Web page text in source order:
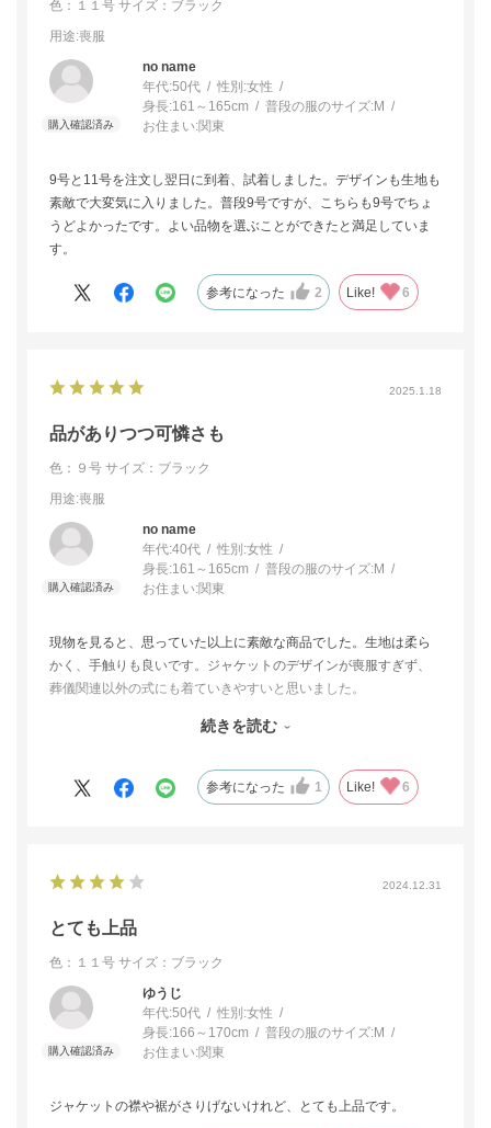
色：１１号 サイズ：ブラック
用途:喪服
no name
年代:50代 性別:女性
身長:161～165cm 普段の服のサイズ:M
お住まい:関東
9号と11号を注文し翌日に到着、試着しました。デザインも生地も
素敵で大変気に入りました。普段9号ですが、こちらも9号でちょ
うどよかったです。よい品物を選ぶことができたと満足していま
す。
参考になった 2 Like! 6
2025.1.18
品がありつつ可憐さも
色：９号 サイズ：ブラック
用途:喪服
no name
年代:40代 性別:女性
身長:161～165cm 普段の服のサイズ:M
お住まい:関東
現物を見ると、思っていた以上に素敵な商品でした。生地は柔ら
かく、手触りも良いです。ジャケットのデザインが喪服すぎず、
葬儀関連以外の式にも着ていきやすいと思いました。
るかかなり迷ったのですが、どちらも試着させていただくことが
た。にもかかわらず、それほど違和感なく着られるのが嬉しいで
続きを読む
参考になった 1 Like! 6
2024.12.31
とても上品
色：１１号 サイズ：ブラック
ゆうじ
年代:50代 性別:女性
身長:166～170cm 普段の服のサイズ:M
お住まい:関東
ジャケットの襟や裾がさりげないけれど、とても上品です。